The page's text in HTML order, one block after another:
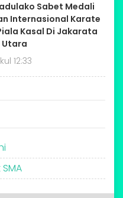
Sabet Medali
Internasional Karate
Kasal Di Jakarata
Utara
12:33